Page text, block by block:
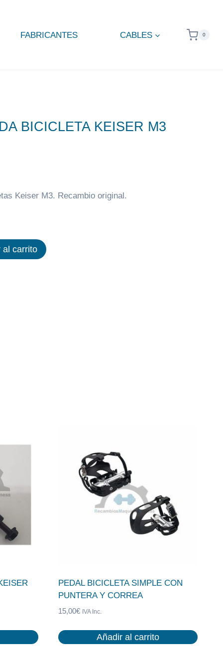
FABRICANTES CABLES 0
BICICLETA KEISER M3
Keiser M3. Recambio original.
al carrito
PEDAL BICICLETA SIMPLE CON
PUNTERA Y CORREA
15,00€ IVA Inc.
Añadir al carrito